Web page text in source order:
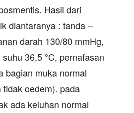
Hasil dari
diantaranya : tanda –
darah 130/80 mmHg,
36,5 °C, pernafasan
bagian muka normal
tidak oedem). pada
ada keluhan normal